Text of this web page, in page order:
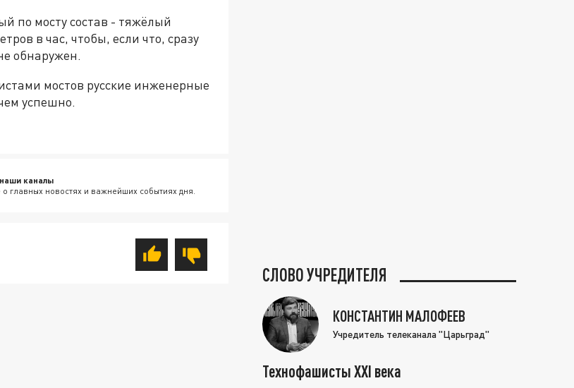
по мосту состав - тяжёлый
в час, чтобы, если что, сразу
обнаружен.
мостов русские инженерные
успешно.
каналы
главных новостях и важнейших событиях дня.
СЛОВО УЧРЕДИТЕЛЯ
КОНСТАНТИН МАЛОФЕЕВ
Учредитель телеканала "Царьград"
Технофашисты XXI века